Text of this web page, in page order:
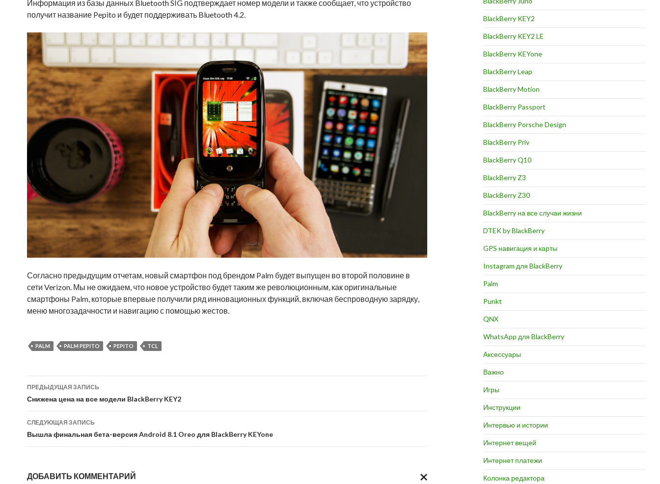
Информация из базы данных Bluetooth SIG подтверждает номер модели и также сообщает, что устройство
получит название Pepito и будет поддерживать Bluetooth 4.2.
Согласно предыдущим отчетам, новый смартфон под брендом Palm будет выпущен во второй половине в
сети Verizon. Мы не ожидаем, что новое устройство будет таким же революционным, как оригинальные
смартфоны Palm, которые впервые получили ряд инновационных функций, включая беспроводную зарядку,
меню многозадачности и навигацию с помощью жестов.
PALM PALM PEPITO PEPITO TCL
Навигация
по
записям
ПРЕДЫДУЩАЯ ЗАПИСЬ
Снижена цена на все модели BlackBerry KEY2
СЛЕДУЮЩАЯ ЗАПИСЬ
Вышла финальная бета-версия Android 8.1 Oreo для BlackBerry KEYone
ДОБАВИТЬ КОММЕНТАРИЙ
BlackBerry KEY2
BlackBerry KEY2 LE
BlackBerry KEYone
BlackBerry Leap
BlackBerry Motion
BlackBerry Passport
BlackBerry Porsche Design
BlackBerry Priv
BlackBerry Q10
BlackBerry Z3
BlackBerry Z30
BlackBerry на все случаи жизни
DTEK by BlackBerry
GPS навигация и карты
Instagram для BlackBerry
Palm
Punkt
QNX
WhatsApp для BlackBerry
Аксессуары
Важно
Игры
Инструкции
Интервью и истории
Интернет вещей
Интернет платежи
Колонка редактора